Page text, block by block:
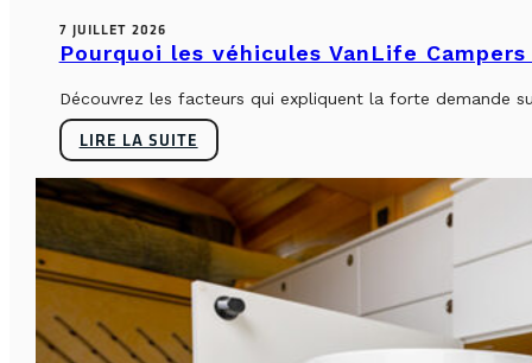
7 JUILLET 2026
Pourquoi les véhicules VanLife
Découvrez les facteurs qui expliquent la forte demande
LIRE LA SUITE